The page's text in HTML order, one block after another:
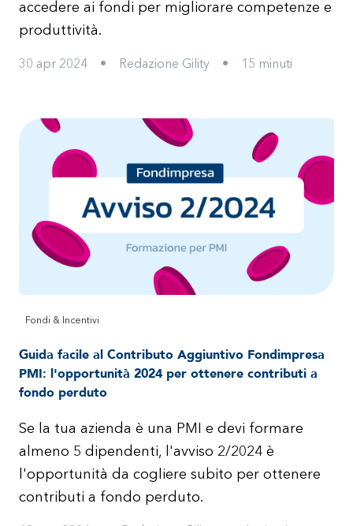
accedere ai fondi per migliorare competenze e
produttività.
30 apr 2024 • Redazione Gility • 15 minuti
Fondi & Incentivi
Guida facile al Contributo Aggiuntivo Fondimpresa
PMI: l'opportunità 2024 per ottenere contributi a
fondo perduto
Se la tua azienda è una PMI e devi formare
almeno 5 dipendenti, l'avviso 2/2024 è
l'opportunità da cogliere subito per ottenere
contributi a fondo perduto.